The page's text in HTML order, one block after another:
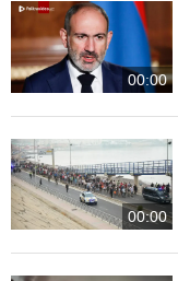
00:00
00:00